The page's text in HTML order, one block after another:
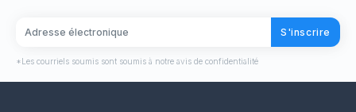
S'inscrire
*Les courriels soumis sont soumis à notre avis de confidentialité